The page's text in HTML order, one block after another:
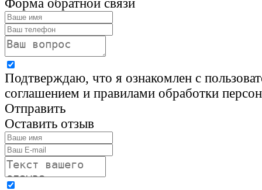
Форма обратной связи
Подтверждаю, что я ознакомлен с
соглашением и правилами обработки
Отправить
Оставить отзыв